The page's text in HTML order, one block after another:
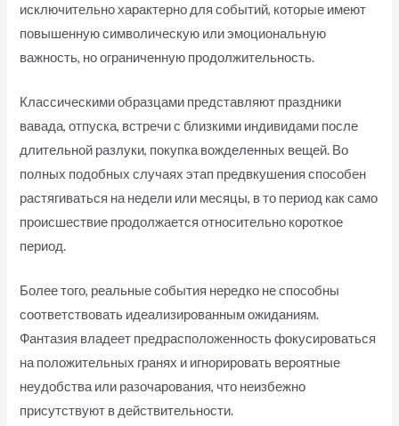
исключительно характерно для событий, которые имеют
повышенную символическую или эмоциональную
важность, но ограниченную продолжительность.
Классическими образцами представляют праздники
вавада, отпуска, встречи с близкими индивидами после
длительной разлуки, покупка вожделенных вещей. Во
полных подобных случаях этап предвкушения способен
растягиваться на недели или месяцы, в то период как само
происшествие продолжается относительно короткое
период.
Более того, реальные события нередко не способны
соответствовать идеализированным ожиданиям.
Фантазия владеет предрасположенность фокусироваться
на положительных гранях и игнорировать вероятные
неудобства или разочарования, что неизбежно
присутствуют в действительности.